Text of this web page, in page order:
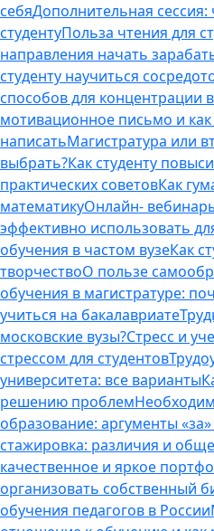
себяДополнительная
студентуПольза чтения для
направления начать
студенту научиться
способов для концентрации
мотивационное письмо и
написатьМагистратура или
выбрать?Как студенту
практических советовКак
математикуОнлайн-
эффективно использовать
обучения в частом вузеКак
творчествоО пользе
обучения в магистратуре:
учиться на бакалавриате
московские вузы?Стресс и
стрессом для студентов
университета: все варианты
решению проблем
образование: аргументы
стажировка: различия и
качественное и яркое
организовать собственный
обучения педагогов в России